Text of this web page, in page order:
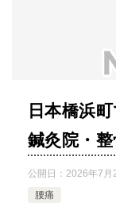
日本橋浜
鍼灸院・
公開日： 2026年7月
腰痛